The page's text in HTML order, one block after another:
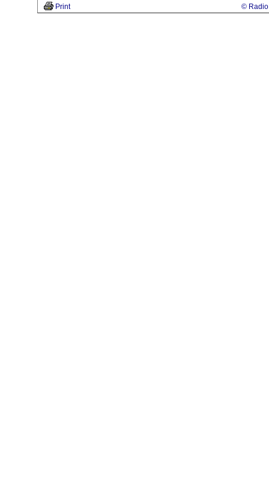
Print © Radio